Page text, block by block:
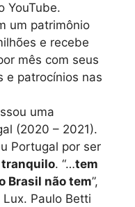
YouTube.
um patrimônio
e recebe
mês com seus
e patrocínios nas
uma
(2020 – 2021).
Portugal por ser
tranquilo. “…tem
Brasil não tem”,
Paulo Betti